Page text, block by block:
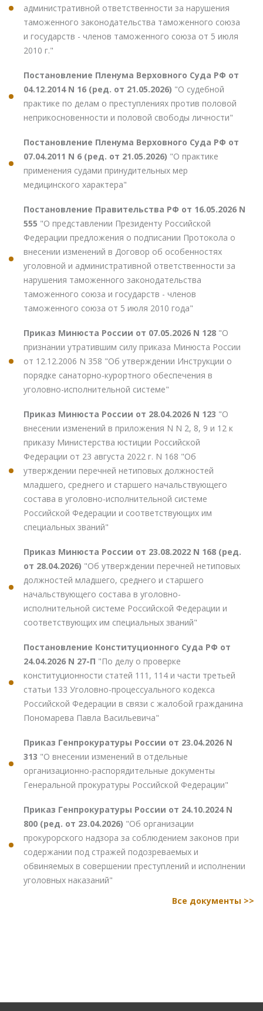
административной ответственности за нарушения
таможенного законодательства таможенного союза
и государств - членов таможенного союза от 5 июля
2010 г."
Постановление Пленума Верховного Суда РФ от
04.12.2014 N 16 (ред. от 21.05.2026) "О судебной
практике по делам о преступлениях против половой
неприкосновенности и половой свободы личности"
Постановление Пленума Верховного Суда РФ от
07.04.2011 N 6 (ред. от 21.05.2026) "О практике
применения судами принудительных мер
медицинского характера"
Постановление Правительства РФ от 16.05.2026 N
555 "О представлении Президенту Российской
Федерации предложения о подписании Протокола о
внесении изменений в Договор об особенностях
уголовной и административной ответственности за
нарушения таможенного законодательства
таможенного союза и государств - членов
таможенного союза от 5 июля 2010 года"
Приказ Минюста России от 07.05.2026 N 128 "О
признании утратившим силу приказа Минюста России
от 12.12.2006 N 358 "Об утверждении Инструкции о
порядке санаторно-курортного обеспечения в
уголовно-исполнительной системе"
Приказ Минюста России от 28.04.2026 N 123 "О
внесении изменений в приложения N N 2, 8, 9 и 12 к
приказу Министерства юстиции Российской
Федерации от 23 августа 2022 г. N 168 "Об
утверждении перечней нетиповых должностей
младшего, среднего и старшего начальствующего
состава в уголовно-исполнительной системе
Российской Федерации и соответствующих им
специальных званий"
Приказ Минюста России от 23.08.2022 N 168 (ред.
от 28.04.2026) "Об утверждении перечней нетиповых
должностей младшего, среднего и старшего
начальствующего состава в уголовно-
исполнительной системе Российской Федерации и
соответствующих им специальных званий"
Постановление Конституционного Суда РФ от
24.04.2026 N 27-П "По делу о проверке
конституционности статей 111, 114 и части третьей
статьи 133 Уголовно-процессуального кодекса
Российской Федерации в связи с жалобой гражданина
Пономарева Павла Васильевича"
Приказ Генпрокуратуры России от 23.04.2026 N
313 "О внесении изменений в отдельные
организационно-распорядительные документы
Генеральной прокуратуры Российской Федерации"
Приказ Генпрокуратуры России от 24.10.2024 N
800 (ред. от 23.04.2026) "Об организации
прокурорского надзора за соблюдением законов при
содержании под стражей подозреваемых и
обвиняемых в совершении преступлений и исполнении
уголовных наказаний"
Все документы >>